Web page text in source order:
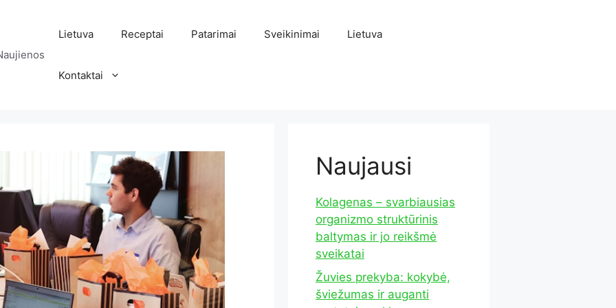
Lietuva Receptai Patarimai Sveikinimai Lietuva
Kontaktai
Naujausi
Kolagenas – svarbiausias
organizmo struktūrinis
baltymas ir jo reikšmė
sveikatai
Žuvies prekyba: kokybė,
šviežumas ir auganti